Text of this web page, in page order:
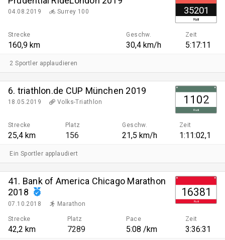
04.08.2019 Surrey 100
Rudi
35201
Strecke
160,9 km
Geschw.
30,4 km/h
Zeit
5:17:11
2 Sportler applaudieren
6. triathlon.de CUP München 2019
18.05.2019 Volks-Triathlon
Rudi
1102
Strecke
25,4 km
Platz
156
Geschw.
21,5 km/h
Zeit
1:11:02,1
Ein Sportler applaudiert
41. Bank of America Chicago Marathon
2018
07.10.2018 Marathon Rudi
16381
Strecke
42,2 km
Platz
7289
Pace
5:08 /km
Zeit
3:36:31